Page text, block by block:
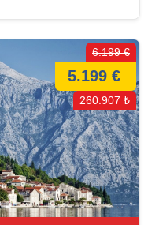
6.199 €
5.199 €
260.907 ₺